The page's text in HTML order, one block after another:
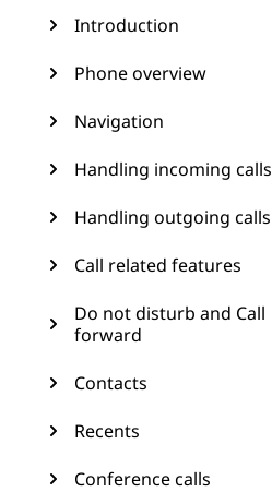
Introduction
Phone overview
Navigation
Handling incoming calls
Handling outgoing calls
Call related features
Do not disturb and Call
forward
Contacts
Recents
Conference calls